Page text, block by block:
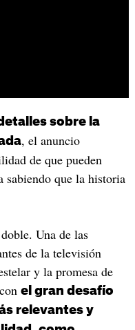
sobre la
, el anuncio
de que pueden
sabiendo que la historia
Una de las
de la televisión
y la promesa de
el gran desafío
relevantes y